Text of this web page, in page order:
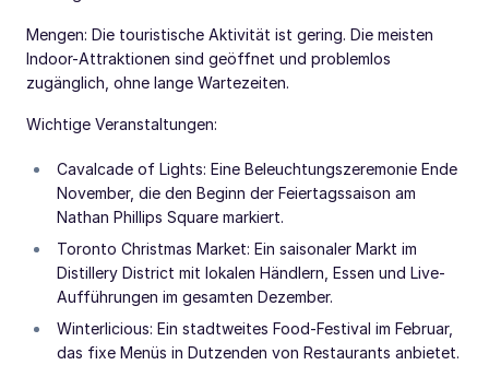
Mengen: Die touristische Aktivität ist gering. Die meisten
Indoor-Attraktionen sind geöffnet und problemlos
zugänglich, ohne lange Wartezeiten.
Wichtige Veranstaltungen:
Cavalcade of Lights: Eine Beleuchtungszeremonie Ende
November, die den Beginn der Feiertagssaison am
Nathan Phillips Square markiert.
Toronto Christmas Market: Ein saisonaler Markt im
Distillery District mit lokalen Händlern, Essen und Live-
Aufführungen im gesamten Dezember.
Winterlicious: Ein stadtweites Food-Festival im Februar,
das fixe Menüs in Dutzenden von Restaurants anbietet.